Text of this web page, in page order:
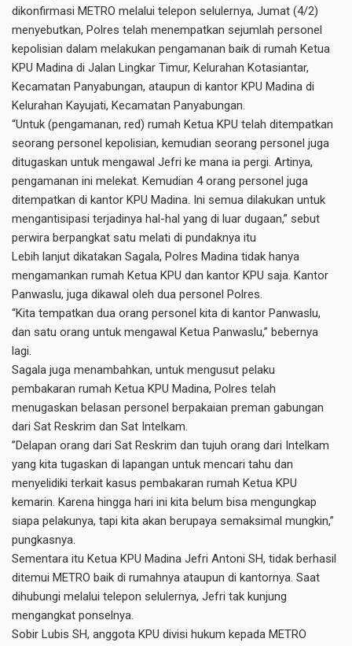
dikonfirmasi METRO melalui telepon selulernya, Jumat (4/2)
menyebutkan, Polres telah menempatkan sejumlah personel
kepolisian dalam melakukan pengamanan baik di rumah Ketua
KPU Madina di Jalan Lingkar Timur, Kelurahan Kotasiantar,
Kecamatan Panyabungan, ataupun di kantor KPU Madina di
Kelurahan Kayujati, Kecamatan Panyabungan.
“Untuk (pengamanan, red) rumah Ketua KPU telah ditempatkan
seorang personel kepolisian, kemudian seorang personel juga
ditugaskan untuk mengawal Jefri ke mana ia pergi. Artinya,
pengamanan ini melekat. Kemudian 4 orang personel juga
ditempatkan di kantor KPU Madina. Ini semua dilakukan untuk
mengantisipasi terjadinya hal-hal yang di luar dugaan,” sebut
perwira berpangkat satu melati di pundaknya itu
Lebih lanjut dikatakan Sagala, Polres Madina tidak hanya
mengamankan rumah Ketua KPU dan kantor KPU saja. Kantor
Panwaslu, juga dikawal oleh dua personel Polres.
“Kita tempatkan dua orang personel kita di kantor Panwaslu,
dan satu orang untuk mengawal Ketua Panwaslu,” bebernya
lagi.
Sagala juga menambahkan, untuk mengusut pelaku
pembakaran rumah Ketua KPU Madina, Polres telah
menugaskan belasan personel berpakaian preman gabungan
dari Sat Reskrim dan Sat Intelkam.
”Delapan orang dari Sat Reskrim dan tujuh orang dari Intelkam
yang kita tugaskan di lapangan untuk mencari tahu dan
menyelidiki terkait kasus pembakaran rumah Ketua KPU
kemarin. Karena hingga hari ini kita belum bisa mengungkap
siapa pelakunya, tapi kita akan berupaya semaksimal mungkin,”
pungkasnya.
Sementara itu Ketua KPU Madina Jefri Antoni SH, tidak berhasil
ditemui METRO baik di rumahnya ataupun di kantornya. Saat
dihubungi melalui telepon selulernya, Jefri tak kunjung
mengangkat ponselnya.
Sobir Lubis SH, anggota KPU divisi hukum kepada METRO